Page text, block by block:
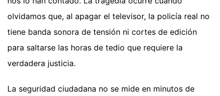
olvidamos que, al apagar el televisor, la policía real no
tiene banda sonora de tensión ni cortes de edición
para saltarse las horas de tedio que requiere la
verdadera justicia.
La seguridad ciudadana no se mide en minutos de